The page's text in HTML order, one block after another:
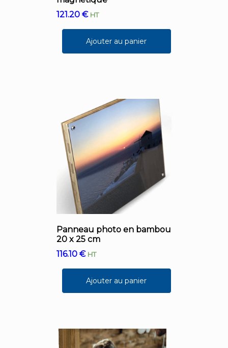
121.20€ HT
Ajouter au panier
Panneau photo en bambou
20 x 25 cm
116.10€ HT
Ajouter au panier